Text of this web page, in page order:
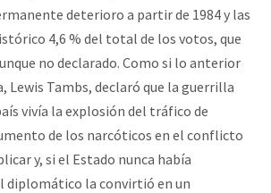
deterioro a partir de 1984 y las
4,6 % del total de los votos, que
no declarado. Como si lo anterior
Lewis Tambs, declaró que la guerrilla
vivía la explosión del tráfico de
de los narcóticos en el conflicto
y, si el Estado nunca había
diplomático la convirtió en un